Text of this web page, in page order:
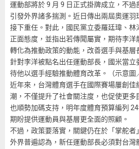
運動部將於 9 月 9 日正式掛牌成立，不過
引發外界諸多揣測。近日傳出兩屆奧運
接下重任。對此，國民黨立委羅廷瑋、林
正面態度，並指出若傳聞屬實，期待李洋
轉化為推動政策的動能，改善選手與基層
針對李洋被點名出任運動部長，國米當立
待他以選手經驗推動體育改革。（示意圖
近年來，台灣體育選手在國際賽場屢創
潮，不僅提升了社會關注度，也促使更
也順勢加碼支持，明年度體育預算編列
期盼提供運動員與基層更全面的照顧。
不過，政策要落實，關鍵仍在於「掌舵者
外界普遍認為，新任運動部長必須對台灣